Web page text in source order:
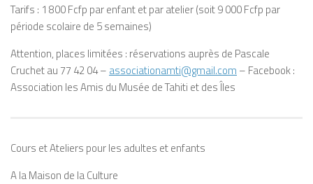
Tarifs : 1 800 Fcfp par enfant et par atelier (soit 9 000 Fcfp par
période scolaire de 5 semaines)
Attention, places limitées : réservations auprès de Pascale
Cruchet au 77 42 04 – associationamti@gmail.com – Facebook :
Association les Amis du Musée de Tahiti et des Îles
Cours et Ateliers pour les adultes et enfants
A la Maison de la Culture